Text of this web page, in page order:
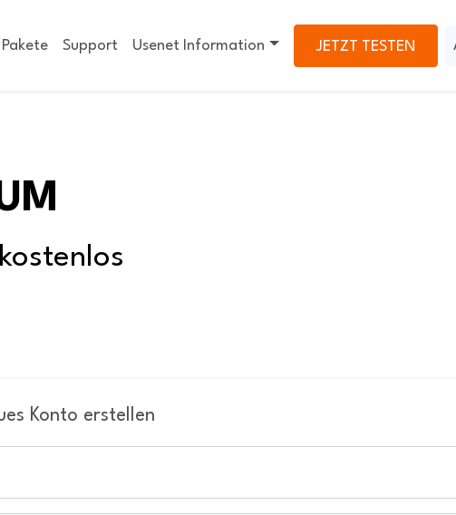
Pakete Support Usenet Information JETZT TESTEN
Konto erstellen